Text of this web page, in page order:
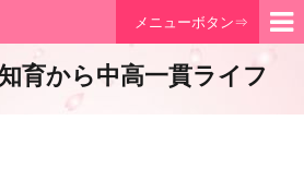
メニューボタン⇒
育から中高一貫ライフ